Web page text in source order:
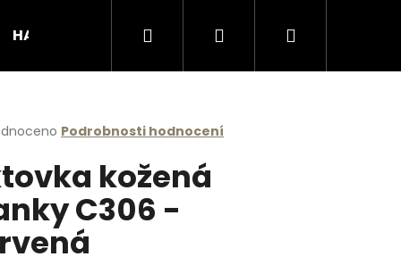
HANDMADE produkty Podporujeme
Hledat PřihlášeníNákupní
Podrobnosti hodnocení
kožená
C306 -